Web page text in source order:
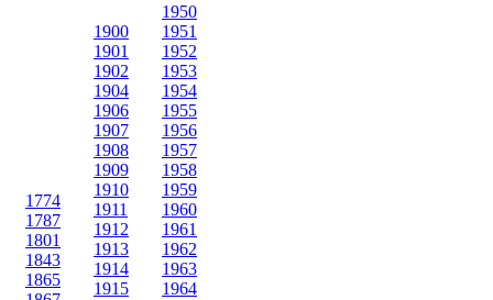
1774
1787
1801
1843
1865
1900
1901
1902
1904
1906
1907
1908
1909
1910
1911
1912
1913
1914
1915
1950
1951
1952
1953
1954
1955
1956
1957
1958
1959
1960
1961
1962
1963
1964